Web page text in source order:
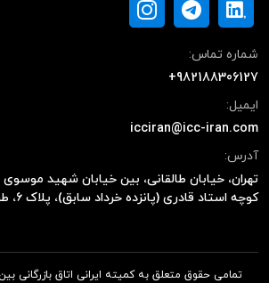
شماره تماس:
+982188306127
ایمیل:
icciran@icc-iran.com
آدرس:
تهران، خیابان طالقانی، بین خیابان شهید
کوچه استاد قادری (پانزده خرداد سابق)، پلاک ۶، طبقه چهارم
تمامی حقوق متعلق به کمیته ایرانی اتاق بازرگانی